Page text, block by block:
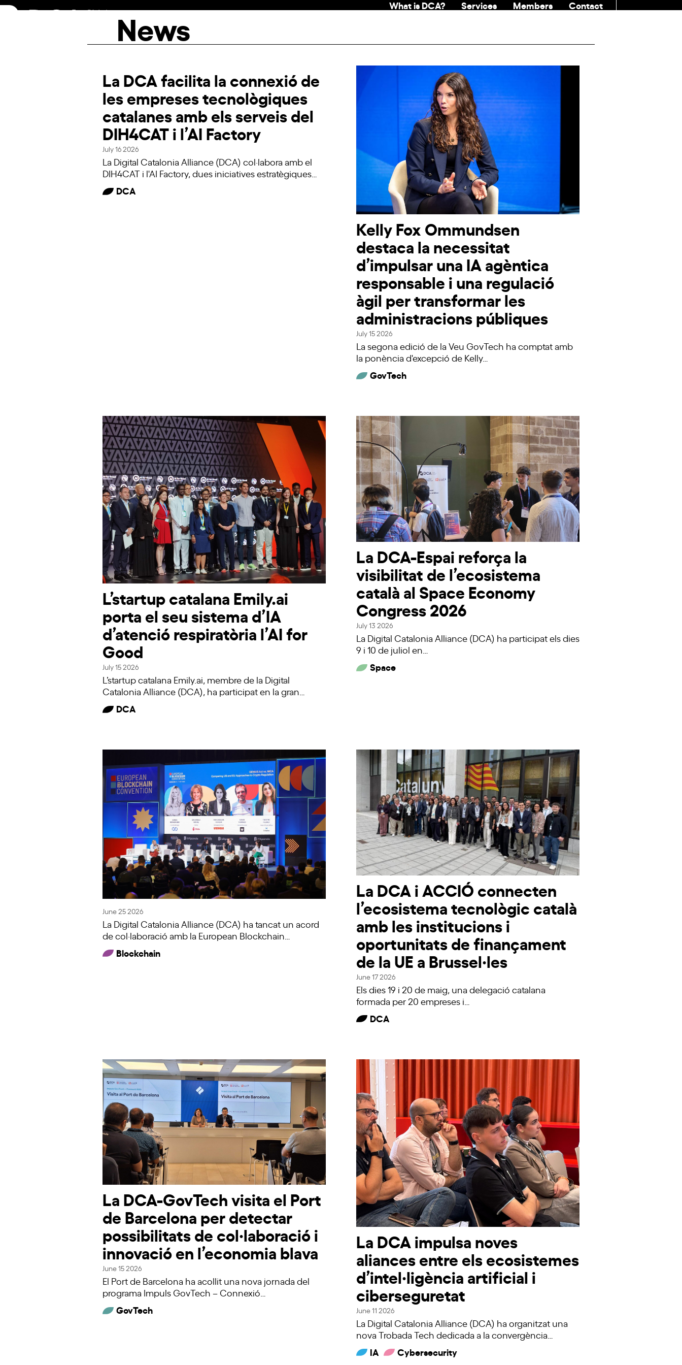
Skip
What is DCA? Services Members
Contact
News
La DCA facilita la connexió de
les empreses tecnològiques
catalanes amb els serveis del
DIH4CAT i l’AI Factory
July 16 2026
La Digital Catalonia Alliance (DCA) col·labora amb el
DIH4CAT i l'AI Factory, dues iniciatives estratègiques…
DCA
Kelly Fox Ommundsen
destaca la necessitat
d’impulsar una IA agèntica
responsable i una regulació
àgil per transformar les
administracions públiques
July 15 2026
La segona edició de la Veu GovTech ha comptat amb
la ponència d'excepció de Kelly…
GovTech
L’startup catalana Emily.ai
porta el seu sistema d’IA
d’atenció respiratòria l’AI for
Good
July 15 2026
L’startup catalana Emily.ai, membre de la Digital
Catalonia Alliance (DCA), ha participat en la gran…
DCA
La DCA-Espai reforça la
visibilitat de l’ecosistema
català al Space Economy
Congress 2026
July 13 2026
La Digital Catalonia Alliance (DCA) ha participat els dies
9 i 10 de juliol en…
Space
June 25 2026
La Digital Catalonia Alliance (DCA) ha tancat un acord
de col·laboració amb la European Blockchain…
Blockchain
La DCA i ACCIÓ connecten
l’ecosistema tecnològic català
amb les institucions i
oportunitats de finançament
de la UE a Brussel·les
June 17 2026
Els dies 19 i 20 de maig, una delegació catalana
formada per 20 empreses i…
DCA
La DCA-GovTech visita el Port
de Barcelona per detectar
possibilitats de col·laboració i
innovació en l’economia blava
June 15 2026
El Port de Barcelona ha acollit una nova jornada del
programa Impuls GovTech – Connexió…
GovTech
La DCA impulsa noves
aliances entre els ecosistemes
d’intel·ligència artificial i
ciberseguretat
June 11 2026
La Digital Catalonia Alliance (DCA) ha organitzat una
nova Trobada Tech dedicada a la convergència…
IA Cybersecurity